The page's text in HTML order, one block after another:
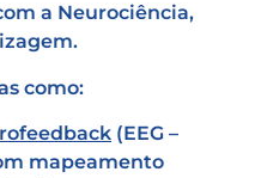
a Neurociência,
como:
dback (EEG –
mapeamento